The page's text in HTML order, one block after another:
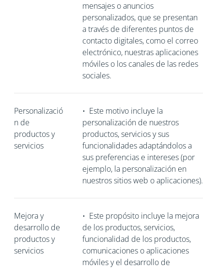
mensajes o anuncios
personalizados, que se presentan
a través de diferentes puntos de
contacto digitales, como el correo
electrónico, nuestras aplicaciones
móviles o los canales de las redes
sociales.
Personalizació
n de
productos y
servicios
• Este motivo incluye la
personalización de nuestros
productos, servicios y sus
funcionalidades adaptándolos a
sus preferencias e intereses (por
ejemplo, la personalización en
nuestros sitios web o aplicaciones).
Mejora y
desarrollo de
productos y
servicios
• Este propósito incluye la mejora
de los productos, servicios,
funcionalidad de los productos,
comunicaciones o aplicaciones
móviles y el desarrollo de